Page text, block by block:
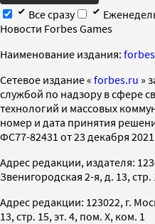
Все сразу
Новости Forbes Games
Наименование издания:
Cетевое издание « forbes.ru »
службой по надзору в сфере
технологий и массовых
номер и дата принятия
ФС77-82431 от 23 декабря 2021
Адрес редакции, издателя:
Звенигородская 2-я, д. 13, стр.
Адрес редакции: 123022, г.
13, стр. 15, эт. 4, пом. X, ком. 1